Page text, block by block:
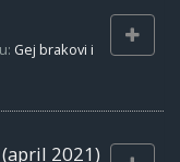
Gej brakovi i
2021)